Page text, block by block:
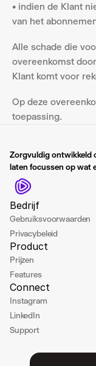
• indien de Klant
van het
Alle schade die
overeenkomst
Klant komt voor
Op deze
toepassing.
Zorgvuldig ontwikkeld
laten focussen op wat
Bedrijf
Gebruiksvoorwaarden
Privacybeleid
Product
Prijzen
Features
Connect
Instagram
LinkedIn
Support